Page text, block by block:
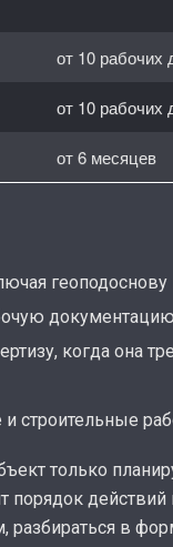
от 10 рабочих
от 10 рабочих
от 6 месяцев
когда она
строительные
только
порядок
в